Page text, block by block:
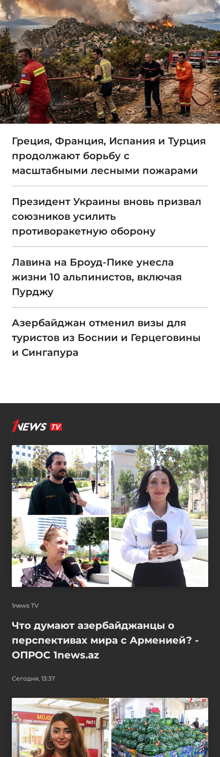
Греция, Франция, Испания и Турция
продолжают борьбу с
масштабными лесными пожарами
Президент Украины вновь призвал
союзников усилить
противоракетную оборону
Лавина на Броуд-Пике унесла
жизни 10 альпинистов, включая
Пурджу
Азербайджан отменил визы для
туристов из Боснии и Герцеговины
и Сингапура
1news TV
Что думают азербайджанцы о
перспективах мира с Арменией? -
ОПРОС 1news.az
Сегодня, 13:37